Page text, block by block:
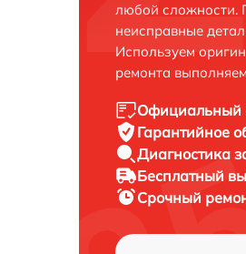
любой сложности.
неисправные
Используем
ремонта
Официальный
Гарантийное
Диагностика
Бесплатный
Срочный